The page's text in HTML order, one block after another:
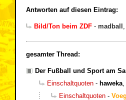
Antworten auf diesen Eintrag:
Bild/Ton beim ZDF - madball
gesamter Thread:
Der Fußball und Sport am
Einschaltquoten - haweka
Einschaltquoten -